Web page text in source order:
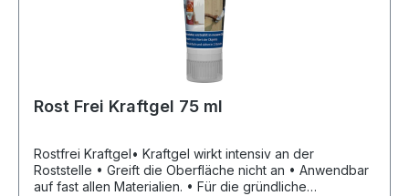
Rost Frei Kraftgel 75 ml
Rostfrei Kraftgel• Kraftgel wirkt intensiv an der
Roststelle • Greift die Oberfläche nicht an • Anwendbar
auf fast allen Materialien. • Für die gründliche